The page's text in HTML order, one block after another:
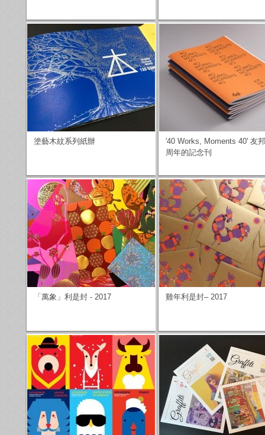
塗藝木紋系列紙辦
'40 Works, Moments 40' 友
周年的記念刊
「萬象」利是封 - 2017 雞年利是封– 2017